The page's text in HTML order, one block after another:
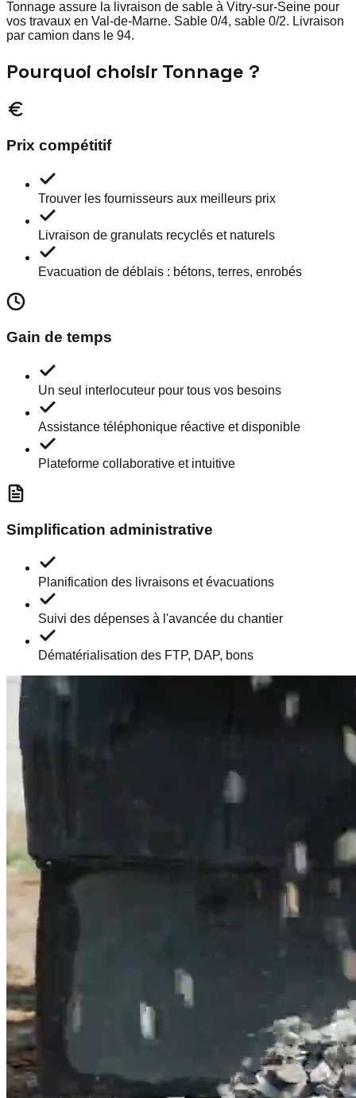
Tonnage assure la livraison de sable à Vitry-sur-Seine pour
vos travaux en Val-de-Marne. Sable 0/4, sable 0/2. Livraison
par camion dans le 94.
Pourquoi choisir Tonnage ?
Prix compétitif
Trouver les fournisseurs aux meilleurs prix
Livraison de granulats recyclés et naturels
Evacuation de déblais : bétons, terres, enrobés
Gain de temps
Un seul interlocuteur pour tous vos besoins
Assistance téléphonique réactive et disponible
Plateforme collaborative et intuitive
Simplification administrative
Planification des livraisons et évacuations
Suivi des dépenses à l'avancée du chantier
Dématérialisation des FTP, DAP, bons